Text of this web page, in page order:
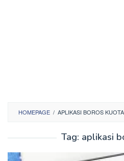
HOMEPAGE / APLIKASI BOROS KUOTA
Tag: aplikasi